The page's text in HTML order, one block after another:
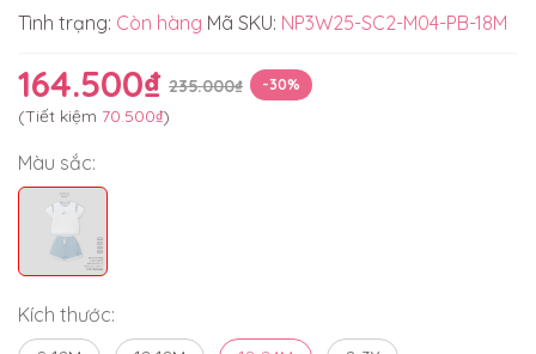
Tình trạng: Còn hàng Mã SKU: NP3W25-SC2-M04-PB-18M
164.500₫ 235.000₫ -30%
(Tiết kiệm 70.500₫)
Màu sắc:
Kích thước: